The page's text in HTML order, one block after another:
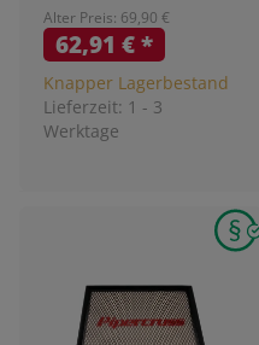
Alter Preis: 69,90 €
62,91 €*
Knapper Lagerbestand
Lieferzeit: 1 - 3
Werktage